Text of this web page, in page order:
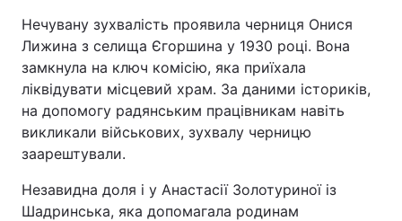
Нечувану зухвалість проявила черниця Онися
Лижина з селища Єгоршина у 1930 році. Вона
замкнула на ключ комісію, яка приїхала
ліквідувати місцевий храм. За даними істориків,
на допомогу радянським працівникам навіть
викликали військових, зухвалу черницю
заарештували.
Незавидна доля і у Анастасії Золотуриної із
Шадринська, яка допомагала родинам